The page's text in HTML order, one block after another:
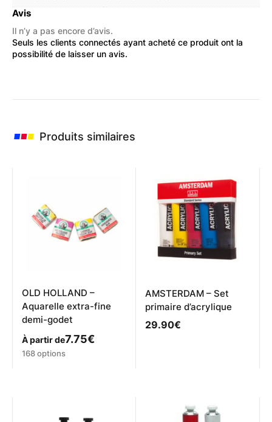
Avis
Il n’y a pas encore d’avis.
Seuls les clients connectés ayant acheté ce produit ont la
possibilité de laisser un avis.
Produits similaires
OLD HOLLAND –
Aquarelle extra-fine
demi-godet
À partir de7.75€
Ce
168 options
AMSTERDAM – Set
primaire d’acrylique
29.90€